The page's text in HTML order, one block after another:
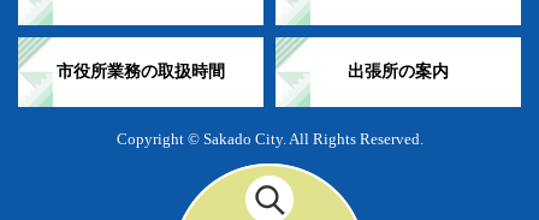
市役所業務の取扱時間 出張所の案内
Copyright © Sakado City. All Rights Reserved.